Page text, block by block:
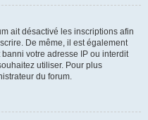
ait désactivé les inscriptions afin
De même, il est également
votre adresse IP ou interdit
utiliser. Pour plus
du forum.